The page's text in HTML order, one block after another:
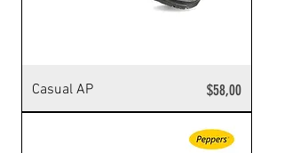
Casual AP Precio
$58,00